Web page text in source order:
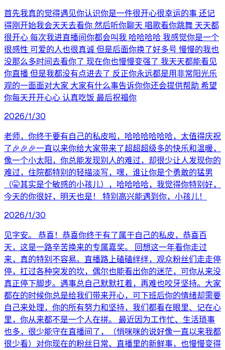
首先我真的觉得遇见你认识你是一件很开心很幸运的事 还记
得刚开始我会天天去看你 然后听你聊天 唱歌看你跳舞 天天都
很开心 每次我进直播间你都会叫我 哈哈哈哈 我感觉你是一个
很感性 可爱的人也很真诚 但是后面你换了好多号 慢慢的我也
没那么多时间去看你了 现在你也慢慢变强了 我天天都能看见
你直播 但是我都没有点进去了 反正你永远都是用非常阳光乐
观的一面面对大家 大家有什么事告诉你你还会提供帮助 希望
你每天开开心心 认真吃饭 最后祝福你
2026/1/30
老师，你终于要有自己的私皮啦，哈哈哈哈哈哈，太值得庆祝
了🎉🎉🎉一直以来你给大家带来了超超超级多的快乐和温暖，
像一个小太阳，你总能发现别人的难过，却很少让人发现你的
难过，住院都特别的轻描淡写，嘿，谁让你是个勇敢的猛男
（🤫其实是个敏感的小孩儿），哈哈哈哈，我觉得你特别好，
今天的你很好，明天也是！ 特别高兴能遇到你，小孩儿！
2026/1/30
见字安。 恭喜！恭喜你终于有了属于自己的私皮，恭喜百
天，这是一路辛苦换来的专属嘉奖。 回想这一年看你走过
来，真的特别不容易。直播路上磕磕绊绊，观众粉丝们走走停
停，扛过各种突发的坎，偶尔也能看出你的迷茫，可你从来没
真正停下脚步。遇事总自己默默扛着，再难也咬牙坚持。大家
都在的时候你总是给我们带来开心，可下班后你的情绪却需要
自己来处理，你的所有努力和坚持，我们都看在眼里、记在心
里，你从来都不是一个人在拼。 最近因为工作忙、生活琐事
也多，很少能守在直播间了，（悄咪咪的说好像一直以来我都
很少看）对你现在的粉丝日常、直播里的新鲜事，也慢慢变得